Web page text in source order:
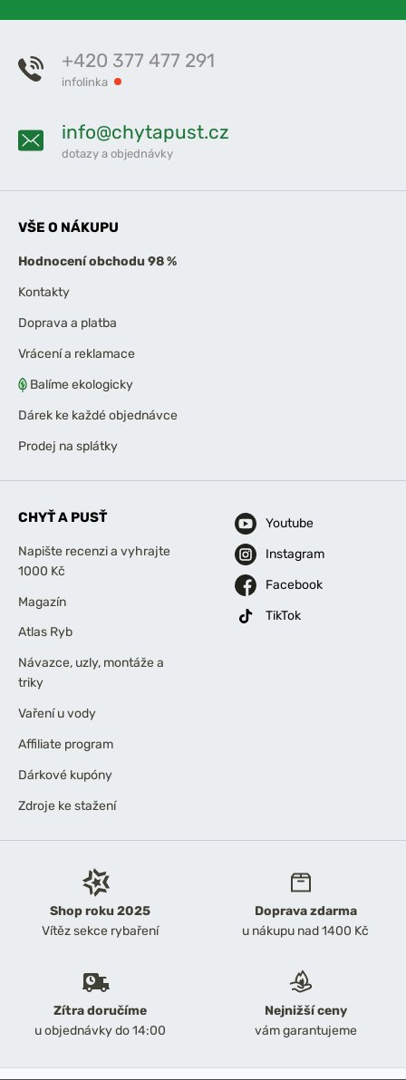
Shop roku 2025
Vítěz sekce rybaření
Doprava zdarma
u nákupu nad 1400 Kč
Zítra doručíme
u objednávky do 14:00
Nejnižší ceny
vám garantujeme
+420 377 477 291
infolinka
info@chytapust.cz
dotazy a objednávky
VŠE O NÁKUPU
Hodnocení obchodu 98 %
Kontakty
Doprava a platba
Vrácení a reklamace
Balíme ekologicky
Dárek ke každé objednávce
Prodej na splátky
CHYŤ A PUSŤ
Napište recenzi a vyhrajte
1000 Kč
Magazín
Atlas Ryb
Návazce, uzly, montáže a
triky
Vaření u vody
Affiliate program
Dárkové kupóny
Zdroje ke stažení
Youtube
Instagram
Facebook
TikTok